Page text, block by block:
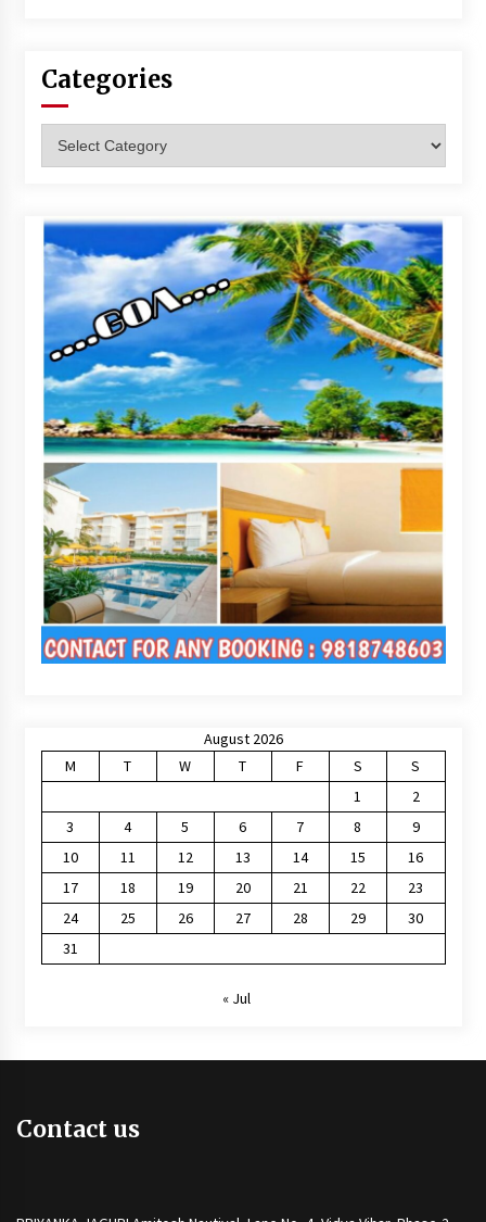
Categories
August 2026
M
T W T F S
S
1
2
3
4 5 6 7 8
9
10
11 12 13 14 15
16
17
18 19 20 21 22
23
24
25 26 27 28 29
30
31
« Jul
Contact us